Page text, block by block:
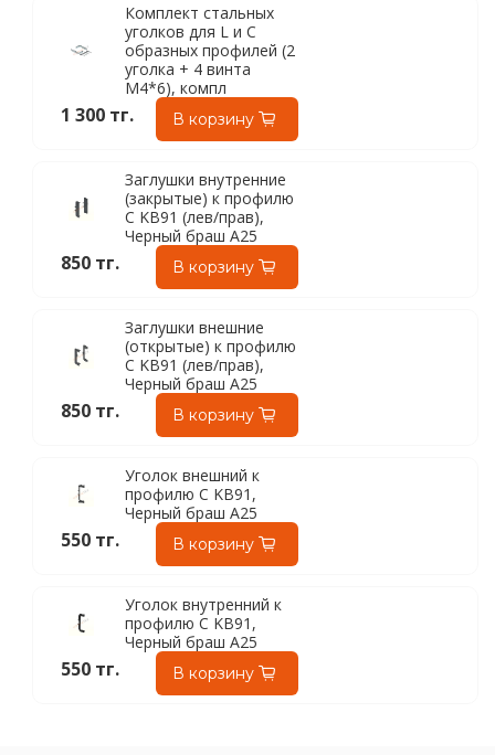
Комплект стальных
уголков для L и C
образных профилей (2
уголка + 4 винта
М4*6), компл
1 300 тг. В корзину
Заглушки внутренние
(закрытые) к профилю
C KB91 (лев/прав),
Черный браш A25
850 тг. В корзину
Заглушки внешние
(открытые) к профилю
C KB91 (лев/прав),
Черный браш A25
850 тг. В корзину
Уголок внешний к
профилю C KB91,
Черный браш A25
550 тг. В корзину
Уголок внутренний к
профилю C KB91,
Черный браш A25
550 тг. В корзину